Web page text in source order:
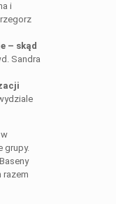
i
– skąd
Sandra
grupy.
razem